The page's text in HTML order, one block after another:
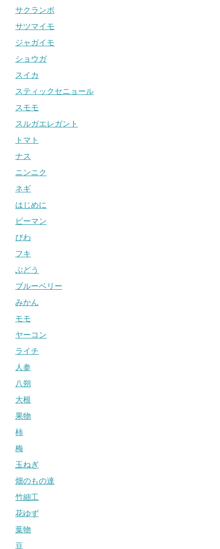
サクランボ
サツマイモ
ジャガイモ
ショウガ
スイカ
スティックセニョール
スモモ
スルガエレガント
トマト
ナス
ニンニク
ネギ
はじめに
ピーマン
びわ
フキ
ぶどう
ブルーベリー
みかん
モモ
ヤーコン
ライチ
人参
八朔
大根
果物
柿
梅
玉ねぎ
畑のもの達
竹細工
花ゆず
葉物
豆